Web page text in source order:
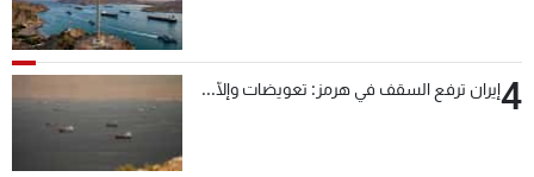
4إيران ترفع السقف في هرمز: تعويضات وإلّا...